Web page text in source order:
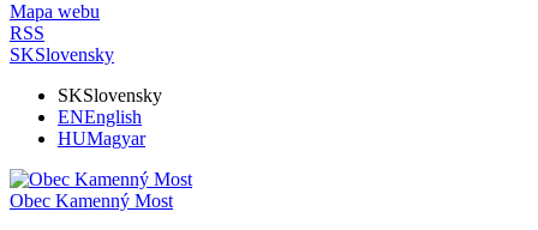
Mapa webu
RSS
SKSlovensky
SKSlovensky
ENEnglish
HUMagyar
Obec Kamenný Most